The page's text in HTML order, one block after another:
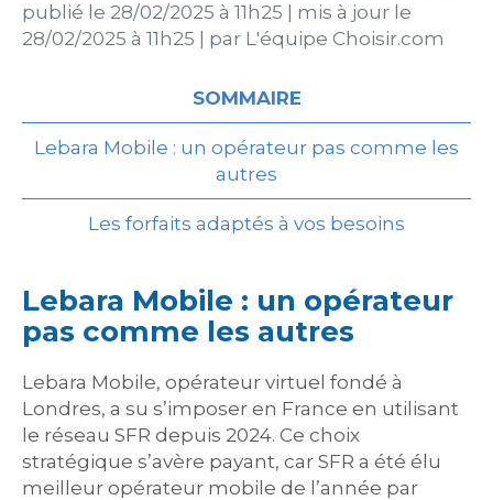
publié le 28/02/2025 à 11h25
mis à jour le
28/02/2025 à 11h25
par L'équipe Choisir.com
SOMMAIRE
Lebara Mobile : un opérateur pas comme les
autres
Les forfaits adaptés à vos besoins
Lebara Mobile : un opérateur
pas comme les autres
Lebara Mobile, opérateur virtuel fondé à
Londres, a su s’imposer en France en utilisant
le réseau SFR depuis 2024. Ce choix
stratégique s’avère payant, car SFR a été élu
meilleur opérateur mobile de l’année par